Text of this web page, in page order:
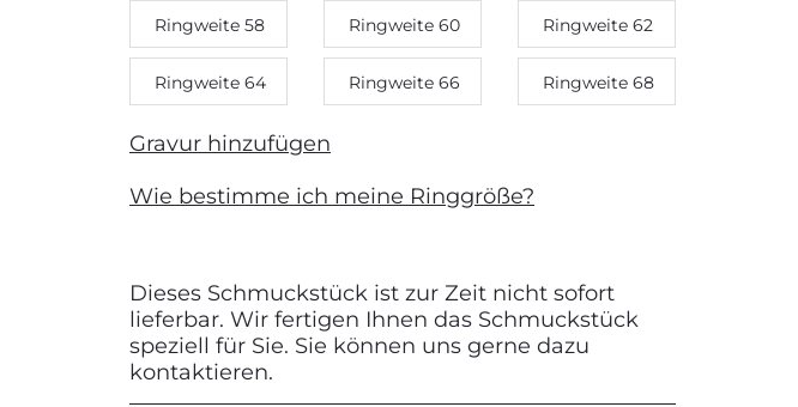
Ringweite 58 Ringweite 60 Ringweite 62
Ringweite 64 Ringweite 66 Ringweite 68
Gravur hinzufügen
Wie bestimme ich meine Ringgröße?
Dieses Schmuckstück ist zur Zeit nicht sofort
lieferbar. Wir fertigen Ihnen das Schmuckstück
speziell für Sie. Sie können uns gerne dazu
kontaktieren.